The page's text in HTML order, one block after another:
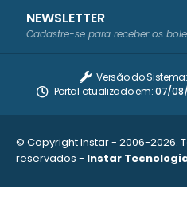
NEWSLETTER
Cadastre-se para receber os
Versão do
Portal atualizado em:07/08/
© Copyright Instar - 2006-2026.
reservados - Instar